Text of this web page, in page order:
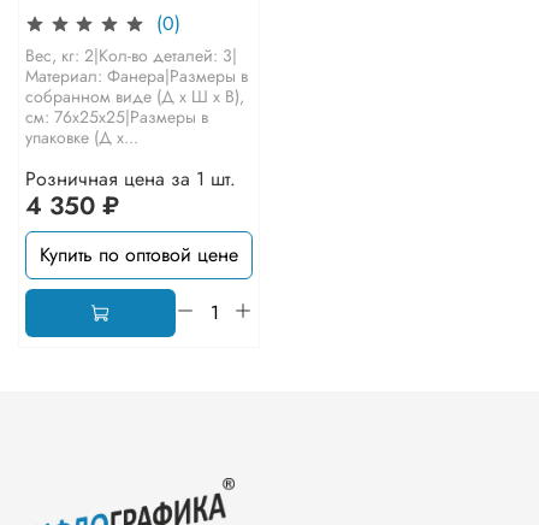
(0)
Вес, кг: 2|Кол-во деталей: 3|
Материал: Фанера|Размеры в
собранном виде (Д х Ш х В),
см: 76х25х25|Размеры в
упаковке (Д х...
Розничная цена за 1 шт.
4 350 ₽
Купить по оптовой цене